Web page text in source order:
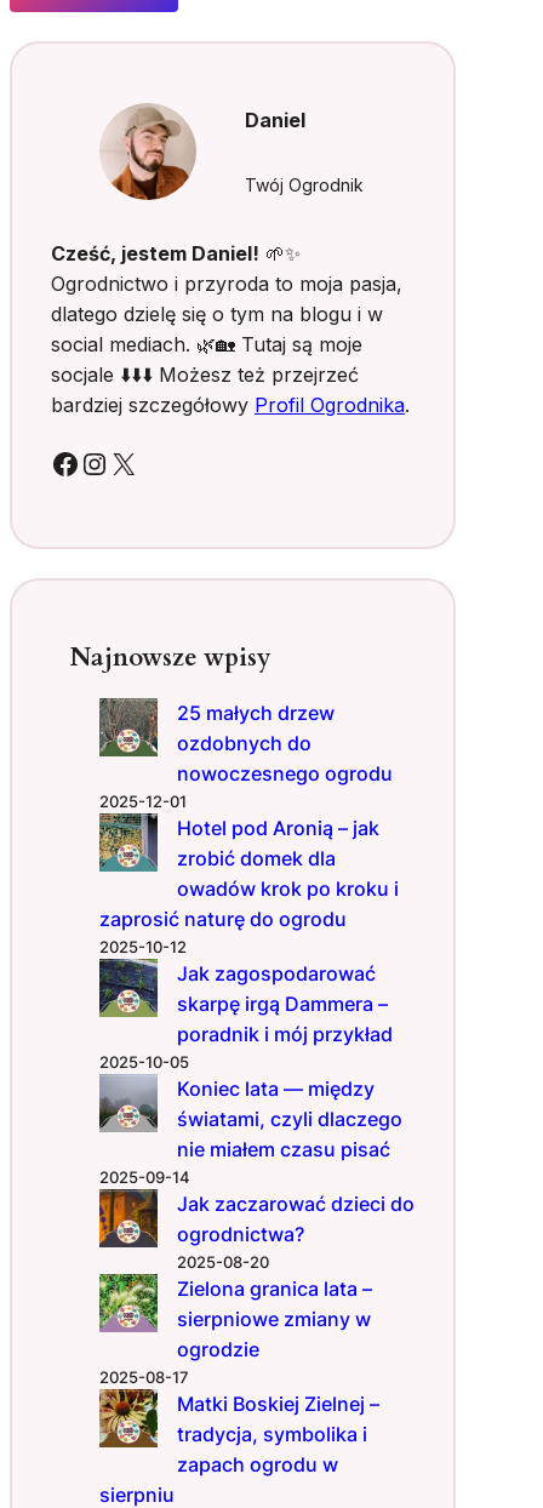
n
p
a
l
e
t
y
m
o
n
z
o
b
o
g
o
u
z
c
h
k
e
e
m
Daniel
Twój Ogrodnik
Cześć, jestem Daniel! 🌱✨
Ogrodnictwo i przyroda to moja pasja,
dlatego dzielę się o tym na blogu i w
social mediach. 🌿🏡 Tutaj są moje
socjale ⬇️⬇️⬇️ Możesz też przejrzeć
bardziej szczegółowy Profil Ogrodnika.
Facebook Instagram X
Najnowsze wpisy
25 małych drzew
ozdobnych do
nowoczesnego ogrodu
2025-12-01
Hotel pod Aronią – jak
zrobić domek dla
owadów krok po kroku i
zaprosić naturę do ogrodu
2025-10-12
Jak zagospodarować
skarpę irgą Dammera –
poradnik i mój przykład
2025-10-05
Koniec lata — między
światami, czyli dlaczego
nie miałem czasu pisać
2025-09-14
Jak zaczarować dzieci do
ogrodnictwa?
2025-08-20
Zielona granica lata –
sierpniowe zmiany w
ogrodzie
2025-08-17
Matki Boskiej Zielnej –
tradycja, symbolika i
zapach ogrodu w
sierpniu